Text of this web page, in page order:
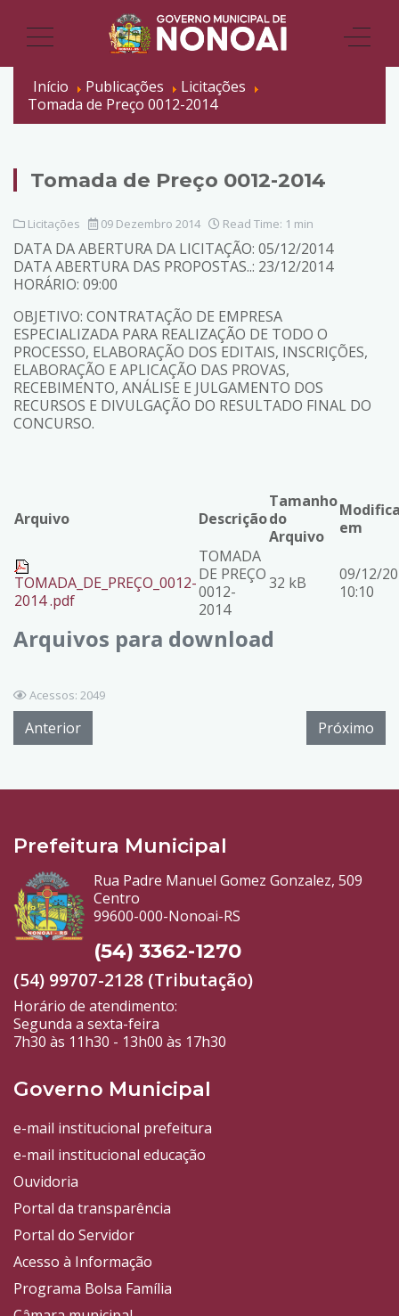
Início Publicações
Licitações
Tomada de Preço 0012-2014
Tomada de Preço 0012-2014
Licitações 09 Dezembro 2014 Read Time: 1 min
DATA DA ABERTURA DA LICITAÇÃO: 05/12/2014
DATA ABERTURA DAS PROPOSTAS..: 23/12/2014
HORÁRIO: 09:00
OBJETIVO: CONTRATAÇÃO DE EMPRESA
ESPECIALIZADA PARA REALIZAÇÃO DE TODO O
PROCESSO, ELABORAÇÃO DOS EDITAIS, INSCRIÇÕES,
ELABORAÇÃO E APLICAÇÃO DAS PROVAS,
RECEBIMENTO, ANÁLISE E JULGAMENTO DOS
RECURSOS E DIVULGAÇÃO DO RESULTADO FINAL DO
CONCURSO.
Arquivos para download
Arquivo Descrição
Tamanho
do
Arquivo
em
TOMADA_DE_PREÇO_0012-
2014 .pdf
TOMADA
DE PREÇO
0012-
2014
32 kB
09/12/
10:10
Acessos: 2049
Anterior Próximo
Prefeitura Municipal
Rua Padre Manuel Gomez Gonzalez, 509
Centro
99600-000-Nonoai-RS
(54) 3362-1270
(54) 99707-2128 (Tributação)
Horário de atendimento:
Segunda a sexta-feira
7h30 às 11h30 - 13h00 às 17h30
Governo Municipal
e-mail institucional prefeitura
e-mail institucional educação
Ouvidoria
Portal da transparência
Portal do Servidor
Acesso à Informação
Programa Bolsa Família